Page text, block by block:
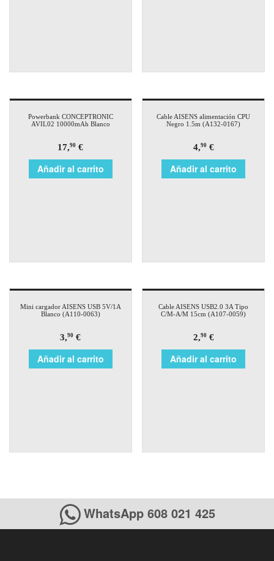
Powerbank CONCEPTRONIC
AVIL02 10000mAh Blanco
17,90 €
Añadir al carrito
Cable AISENS alimentación CPU
Negro 1.5m (A132-0167)
4,90€
Añadir al carrito
Mini cargador AISENS USB 5V/1A
Blanco (A110-0063)
3,90 €
Añadir al carrito
Cable AISENS USB2.0 3A Tipo
C/M-A/M 15cm (A107-0059)
2,90€
Añadir al carrito
WhatsApp 608 021 425